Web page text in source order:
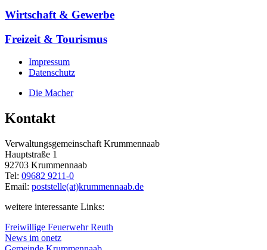
Wirtschaft & Gewerbe
Freizeit & Tourismus
Impressum
Datenschutz
Die Macher
Kontakt
Verwaltungsgemeinschaft Krummennaab
Hauptstraße 1
92703 Krummennaab
Tel: 09682 9211-0
Email: poststelle(at)krummennaab.de
weitere interessante Links:
Freiwillige Feuerwehr Reuth
News im onetz